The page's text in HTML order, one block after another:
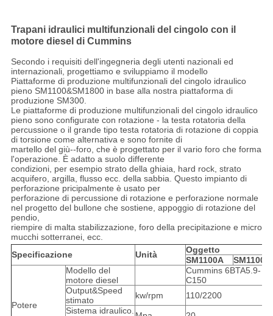
Trapani idraulici multifunzionali del cingolo con il
motore diesel di Cummins
Secondo i requisiti dell'ingegneria degli utenti nazionali ed
internazionali, progettiamo e sviluppiamo il modello
Piattaforme di produzione multifunzionali del cingolo idraulico
pieno SM1100&SM1800 in base alla nostra piattaforma di
produzione SM300.
Le piattaforme di produzione multifunzionali del cingolo idraulico
pieno sono configurate con rotazione - la testa rotatoria della
percussione o il grande tipo testa rotatoria di rotazione di coppia
di torsione come alternativa e sono fornite di
martello del giù--foro, che è progettato per il vario foro che forma
l'operazione. È adatto a suolo differente
condizioni, per esempio strato della ghiaia, hard rock, strato
acquifero, argilla, flusso ecc. della sabbia. Questo impianto di
perforazione pricipalmente è usato per
perforazione di percussione di rotazione e perforazione normale
nel progetto del bullone che sostiene, appoggio di rotazione del
pendio,
riempire di malta stabilizzazione, foro della precipitazione e micro
mucchi sotterranei, ecc.
Specificazione
Unità
Oggetto
SM1100A
SM1100B
Potere
Modello del
motore diesel
Cummins 6BTA5.9-
C150
Output&Speed
stimato
kw/rpm
110/2200
Sistema idraulico.